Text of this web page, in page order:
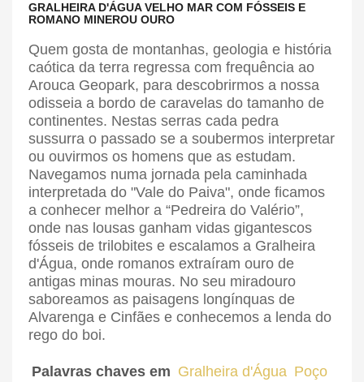
GRALHEIRA D'ÁGUA VELHO MAR COM FÓSSEIS E
ROMANO MINEROU OURO
Quem gosta de montanhas, geologia e história
caótica da terra regressa com frequência ao
Arouca Geopark, para descobrirmos a nossa
odisseia a bordo de caravelas do tamanho de
continentes. Nestas serras cada pedra
sussurra o passado se a soubermos interpretar
ou ouvirmos os homens que as estudam.
Navegamos numa jornada pela caminhada
interpretada do "Vale do Paiva", onde ficamos
a conhecer melhor a “Pedreira do Valério”,
onde nas lousas ganham vidas gigantescos
fósseis de trilobites e escalamos a Gralheira
d'Água, onde romanos extraíram ouro de
antigas minas mouras. No seu miradouro
saboreamos as paisagens longínquas de
Alvarenga e Cinfães e conhecemos a lenda do
rego do boi.
Palavras chaves em Gralheira d'Água Poço